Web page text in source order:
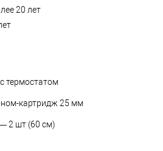
20 лет
термостатом
картридж 25 мм
2 шт (60 см)